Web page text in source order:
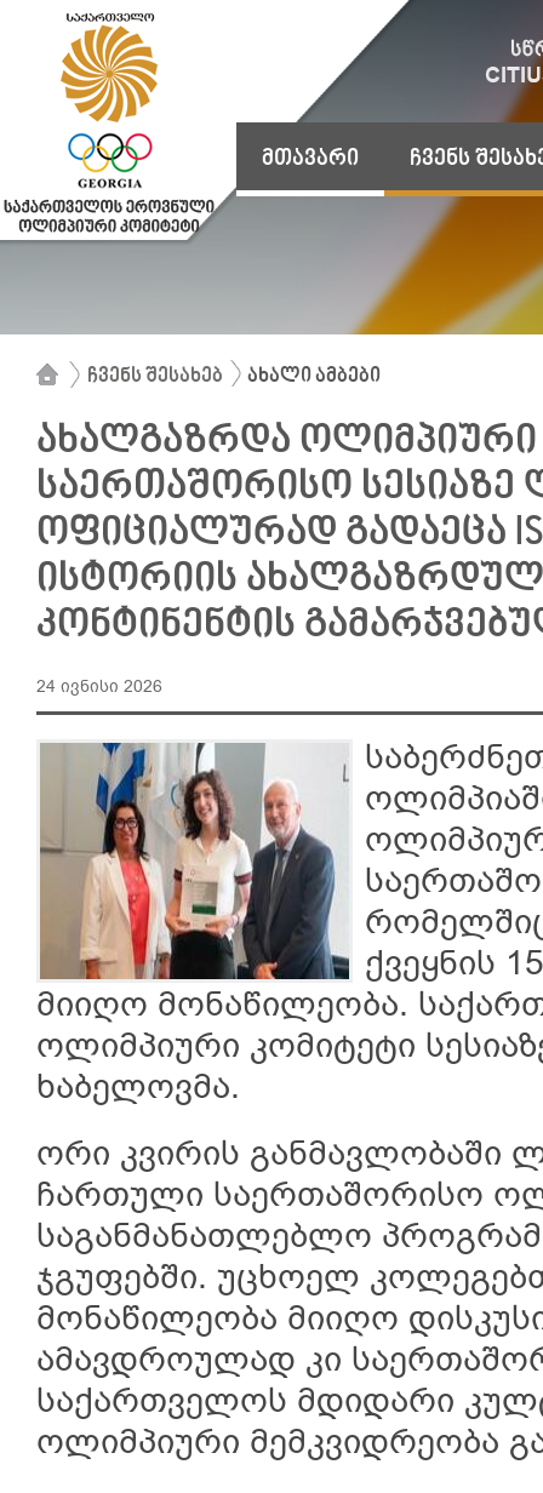
მთავარი ჩვენს
ჩვენს შესახებ ახალი ამბები
ახალგაზრდა ოლიმპიური
საერთაშორისო სესიაზე
ოფიციალურად გადაეცა
ისტორიის
კონტინენტის
24 ივნისი 2026
ქვეყნის
მიიღო მონაწილეობა.
ოლიმპიური კომიტეტი
ხაბელოვმა.
ორი კვირის განმავლობაში
ჩართული საერთაშორისო
საგანმანათლებლო
ჯგუფებში. უცხოელ
მონაწილეობა მიიღო
ამავდროულად კი
საქართველოს მდიდარი
ოლიმპიური მემკვიდრეობა